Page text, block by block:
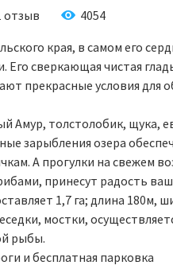
отзыв
4054
края, в самом его
сверкающая чистая
прекрасные условия
Амур, толстолобик, щука,
зарыбления озера
А прогулки на свежем
принесут радость
1,7 га; длина 180м,
мостки,
рыбы.
и бесплатная парковка